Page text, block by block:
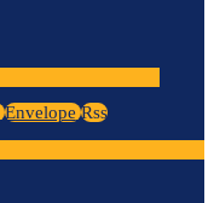
Envelope Rss